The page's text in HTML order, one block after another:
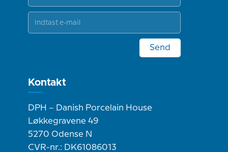
Send
Kontakt
DPH – Danish Porcelain House
Løkkegravene 49
5270 Odense N
CVR-nr.: DK61086013